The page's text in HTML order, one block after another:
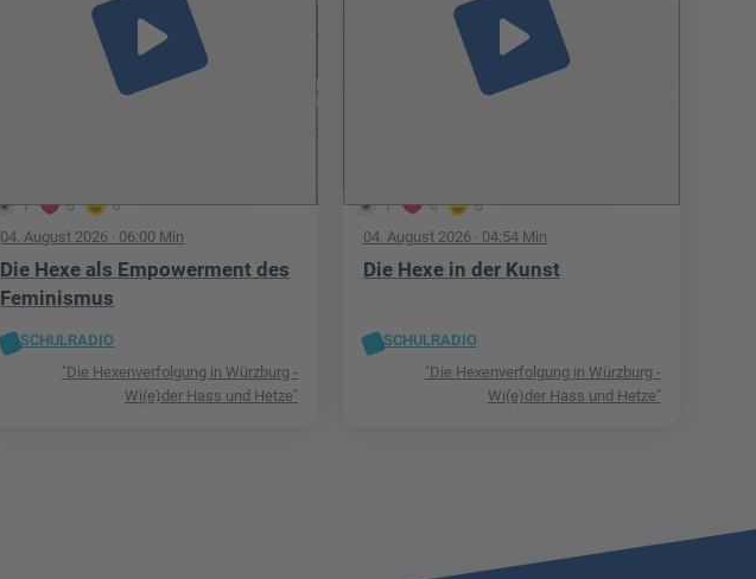
1 0 0
play_arrow
04. August 2026 · 06:00 Min
Die Hexe als Empowerment des
Feminismus
SCHULRADIO
"Die Hexenverfolgung in Würzburg -
Wi(e)der Hass und Hetze"
1 0 0
play_arrow
04. August 2026· 04:54 Min
Die Hexe in der Kunst
SCHULRADIO
"Die Hexenverfolgung in Würzburg -
Wi(e)der Hass und Hetze"